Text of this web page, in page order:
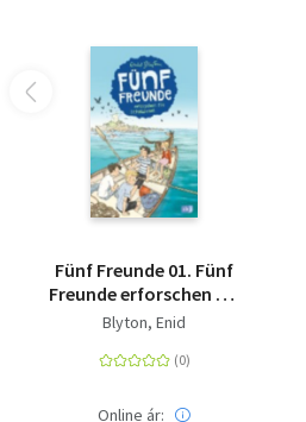
Fünf Freunde 01. Fünf
Freunde erforschen die
Schatzinsel - Band 1
Blyton, Enid
Online ár: